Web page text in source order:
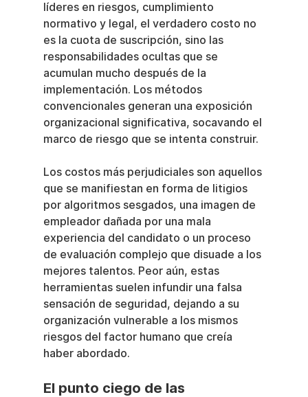
líderes en riesgos, cumplimiento
normativo y legal, el verdadero costo no
es la cuota de suscripción, sino las
responsabilidades ocultas que se
acumulan mucho después de la
implementación. Los métodos
convencionales generan una exposición
organizacional significativa, socavando el
marco de riesgo que se intenta construir.
Los costos más perjudiciales son aquellos
que se manifiestan en forma de litigios
por algoritmos sesgados, una imagen de
empleador dañada por una mala
experiencia del candidato o un proceso
de evaluación complejo que disuade a los
mejores talentos. Peor aún, estas
herramientas suelen infundir una falsa
sensación de seguridad, dejando a su
organización vulnerable a los mismos
riesgos del factor humano que creía
haber abordado.
El punto ciego de las